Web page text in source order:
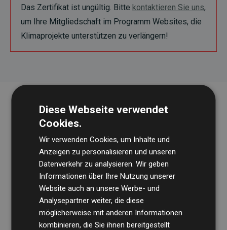
Das Zertifikat ist ungültig. Bitte kontaktieren Sie uns,
um Ihre Mitgliedschaft im Programm Websites, die
Klimaprojekte unterstützen zu verlängern!
Die Wirtschaftsprüfungsgesellschaft BDOüberprüft
regelmäßig unsere Berechnungen und Methodik, um
Transparenz und Verlässlichkeit sicherzustellen.
Ihre Prüfungen belegen, dass unsere Investitionen in
Diese Webseite verwendet
Cookies.
Wir verwenden Cookies, um Inhalte und
Anzeigen zu personalisieren und unseren
Datenverkehr zu analysieren. Wir geben
Informationen über Ihre Nutzung unserer
Website auch an unsere Werbe- und
Analysepartner weiter, die diese
möglicherweise mit anderen Informationen
kombinieren, die Sie ihnen bereitgestellt